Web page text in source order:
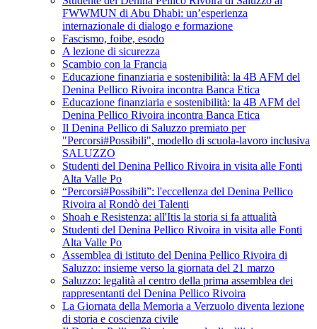
FWWMUN di Abu Dhabi: un’esperienza
internazionale di dialogo e formazione
Fascismo, foibe, esodo
A lezione di sicurezza
Scambio con la Francia
Educazione finanziaria e sostenibilità: la 4B AFM del
Denina Pellico Rivoira incontra Banca Etica
Educazione finanziaria e sostenibilità: la 4B AFM del
Denina Pellico Rivoira incontra Banca Etica
Il Denina Pellico di Saluzzo premiato per
"Percorsi#Possibili", modello di scuola-lavoro inclusiva
SALUZZO
Studenti del Denina Pellico Rivoira in visita alle Fonti
Alta Valle Po
“Percorsi#Possibili”: l'eccellenza del Denina Pellico
Rivoira al Rondò dei Talenti
Shoah e Resistenza: all'Itis la storia si fa attualità
Studenti del Denina Pellico Rivoira in visita alle Fonti
Alta Valle Po
Assemblea di istituto del Denina Pellico Rivoira di
Saluzzo: insieme verso la giornata del 21 marzo
Saluzzo: legalità al centro della prima assemblea dei
rappresentanti del Denina Pellico Rivoira
La Giornata della Memoria a Verzuolo diventa lezione
di storia e coscienza civile